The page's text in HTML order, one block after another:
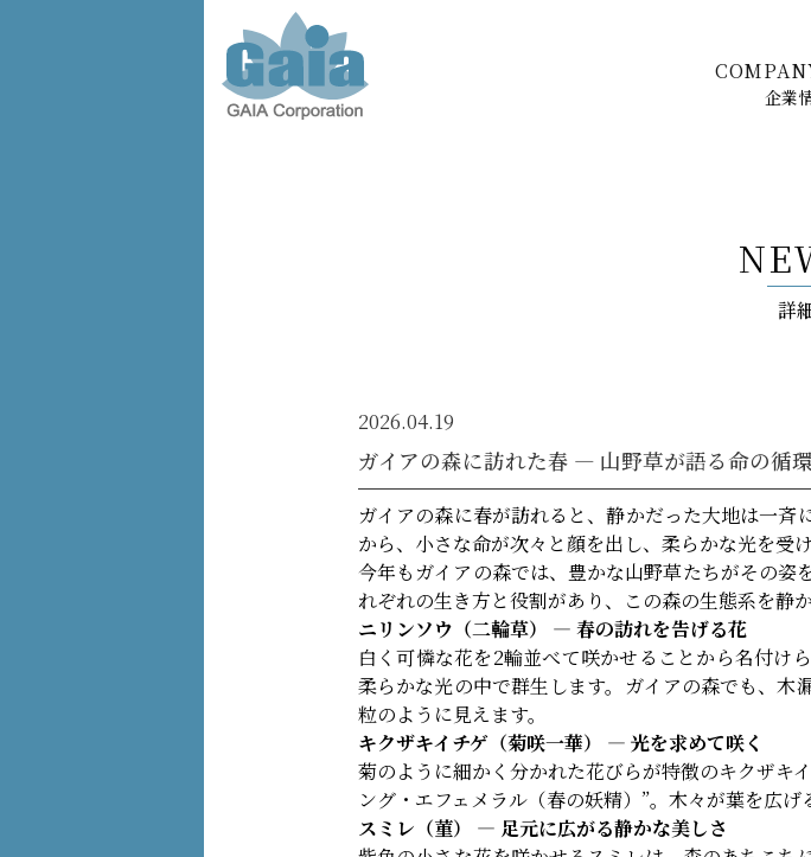
企業
詳
2026.04.19
ガイアの森に訪れた春 ― 山野草が語る命の循環
ガイアの森に春が訪れると、静かだった大地は一
から、小さな命が次々と顔を出し、柔らかな光を受け
今年もガイアの森では、豊かな山野草たちがその姿
れぞれの生き方と役割があり、この森の生態系を静か
ニリンソウ（二輪草） ― 春の訪れを告げる花
白く可憐な花を2輪並べて咲かせることから名付け
柔らかな光の中で群生します。ガイアの森でも、
粒のように見えます。
キクザキイチゲ（菊咲一華） ― 光を求めて咲く
菊のように細かく分かれた花びらが特徴のキクザキ
ング・エフェメラル（春の妖精）”。木々が葉を広
スミレ（菫） ― 足元に広がる静かな美しさ